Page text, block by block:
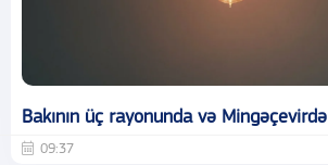
Bakının üç rayonunda və
09:37